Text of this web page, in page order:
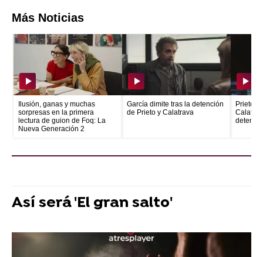
Más Noticias
Ilusión, ganas y muchas
sorpresas en la primera
lectura de guion de Foq: La
Nueva Generación 2
García dimite tras la detención
de Prieto y Calatrava
Prieto
Así será 'El gran salto'